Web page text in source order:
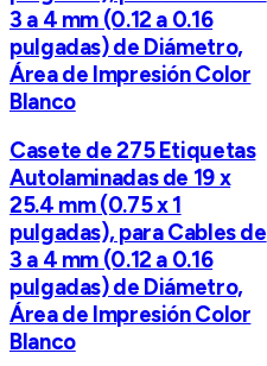
3 a 4 mm (0.12 a 0.16
pulgadas) de Diámetro,
Área de Impresión Color
Blanco
Casete de 275 Etiquetas
Autolaminadas de 19 x
25.4 mm (0.75 x 1
pulgadas), para Cables de
3 a 4 mm (0.12 a 0.16
pulgadas) de Diámetro,
Área de Impresión Color
Blanco